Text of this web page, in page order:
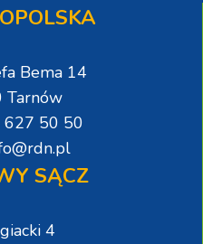
Bema 14
627 50 50
SĄCZ
4